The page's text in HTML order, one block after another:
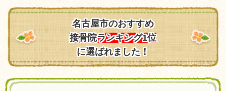
名古屋市のおすすめ
接骨院ランキング1位
に選ばれました！